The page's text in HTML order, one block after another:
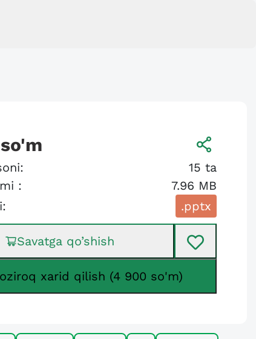
so'm
15 ta
:
7.96 MB
.pptx
Savatga qo’shish
xarid qilish (4 900 so'm)